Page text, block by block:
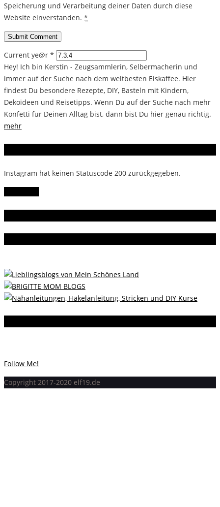
Speicherung und Verarbeitung deiner Daten durch diese
Website einverstanden. *
Current ye@r *
Hey! Ich bin Kerstin - Zeugsammlerin, Selbermacherin und
immer auf der Suche nach dem weltbesten Eiskaffee. Hier
findest Du besondere Rezepte, DIY, Basteln mit Kindern,
Dekoideen und Reisetipps. Wenn Du auf der Suche nach mehr
Konfetti für Deinen Alltag bist, dann bist Du hier genau richtig.
mehr
Instagram hat keinen Statuscode 200 zurückgegeben.
Follow Me!
Copyright 2017-2020 elf19.de